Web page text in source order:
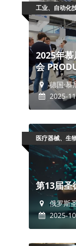
工业、自动化
2025年
会
德国·慕
2025-
医疗器械、生
第13届圣
俄罗斯
2025-